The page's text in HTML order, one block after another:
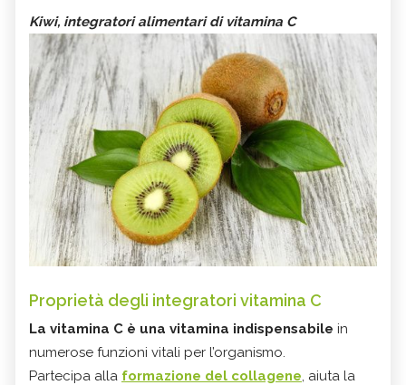
Kiwi, integratori alimentari di vitamina C
Proprietà degli integratori vitamina C
La vitamina C è una vitamina indispensabile in
numerose funzioni vitali per l’organismo.
Partecipa alla formazione del collagene, aiuta la